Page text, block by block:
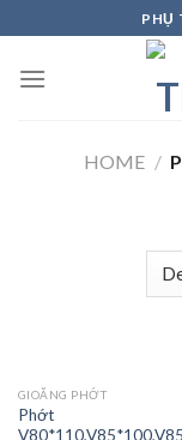
to
content
PHỤ
HOME /
GIOĂNG PHỚT
Phớt